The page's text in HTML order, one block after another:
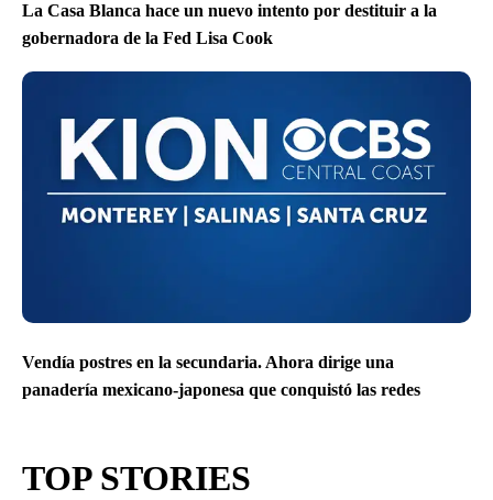
La Casa Blanca hace un nuevo intento por destituir a la
gobernadora de la Fed Lisa Cook
Vendía postres en la secundaria. Ahora dirige una
panadería mexicano-japonesa que conquistó las redes
TOP STORIES